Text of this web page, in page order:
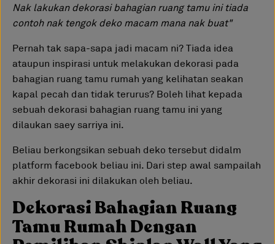
Nak lakukan dekorasi bahagian ruang tamu ini tiada
contoh nak tengok deko macam mana nak buat"
Pernah tak sapa-sapa jadi macam ni? Tiada idea
ataupun inspirasi untuk melakukan dekorasi pada
bahagian ruang tamu rumah yang kelihatan seakan
kapal pecah dan tidak terurus? Boleh lihat kepada
sebuah dekorasi bahagian ruang tamu ini yang
dilaukan saey sarriya ini.
Beliau berkongsikan sebuah deko tersebut didalm
platform facebook beliau ini. Dari step awal sampailah
akhir dekorasi ini dilakukan oleh beliau.
Dekorasi Bahagian Ruang
Tamu Rumah Dengan